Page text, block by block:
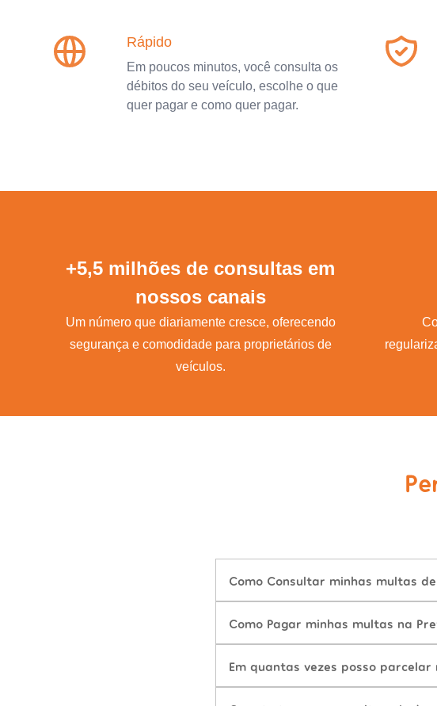
Rápido
Em poucos minutos, você consulta os
débitos do seu veículo, escolhe o que
quer pagar e como quer pagar.
+5,5 milhões de consultas em
nossos canais
Um número que diariamente cresce, oferecendo
segurança e comodidade para proprietários de
veículos.
Como Consultar minhas multas
Como Pagar minhas multas na
Em quantas vezes posso